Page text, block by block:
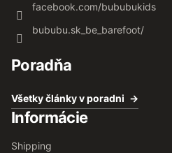
facebook.com/bububukids
bububu.sk_be_barefoot/
Poradňa
Všetky články v poradni
Informácie
Shipping